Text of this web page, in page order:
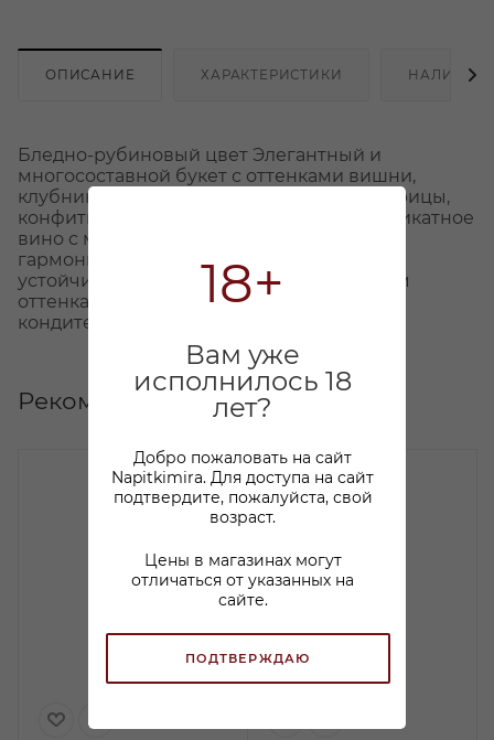
18+
Вам уже
исполнилось 18
лет?
Добро пожаловать на сайт
Napitkimira. Для доступа на сайт
подтвердите, пожалуйста, свой
возраст.
Цены в магазинах могут
отличаться от указанных на
сайте.
ПОДТВЕРЖДАЮ
ОПИСАНИЕ ХАРАКТЕРИСТИКИ НАЛИЧИЕ
Бледно-рубиновый цвет Элегантный и
многосоставной букет с оттенками вишни,
клубники, корицы, мускатного ореха, лакрицы,
конфитюра из малины. Среднетелое, деликатное
вино с мягкими и округлыми танинами,
гармоничной ягодной кислотностью и
устойчивым послевкусием, наполненным
оттенками спелой клубники, малины и
кондитерских пряностей.
Рекомендуем